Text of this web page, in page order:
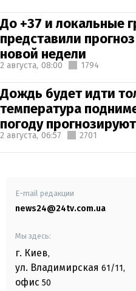
До +37 и локальные
представили
новой недели
2 августа, 08:00 1794
Дождь будет идти
температура
погоду
2 августа, 06:57 2701
E-mail редакции
news24@24tv.com.ua
Мы здесь:
г. Киев,
ул. Владимирская 61/11,
офис 50